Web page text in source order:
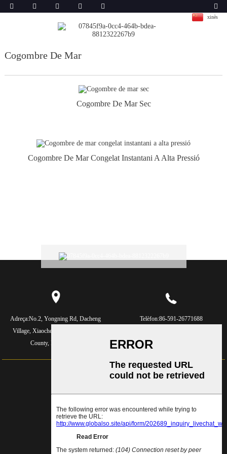
xinès
Cogombre De Mar
Cogombre De Mar Sec
Cogombre De Mar Congelat Instantani A Alta Pressió
Adreça:No.2, Yongning Rd, Dacheng
Village, Xiaocheng Town, Lianjiang
County, Fujian, Xina
Telèfon:86-591-26771688
Correu electrònic:rixingrx@163.com
Correu electrònic:
rixinghxj@163.com